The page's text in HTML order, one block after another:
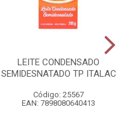
LEITE CONDENSADO
SEMIDESNATADO TP ITALAC
Código: 25567
EAN: 7898080640413